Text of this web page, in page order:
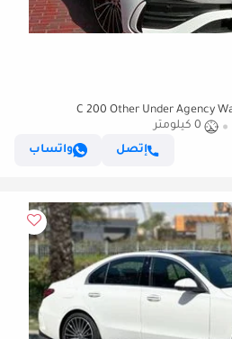
0 كيلومتر
إتصل
واتساب